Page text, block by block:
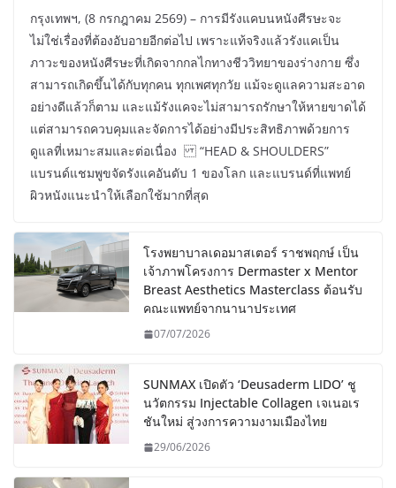
กรุงเทพฯ, (8 กรกฎาคม 2569) – การมีรังแคบนหนังศีรษะจะ
ไม่ใช่เรื่องที่ต้องอับอายอีกต่อไป เพราะแท้จริงแล้วรังแคเป็น
ภาวะของหนังศีรษะที่เกิดจากกลไกทางชีววิทยาของร่างกาย ซึ่ง
สามารถเกิดขึ้นได้กับทุกคน ทุกเพศทุกวัย แม้จะดูแลความสะอาด
อย่างดีแล้วก็ตาม และแม้รังแคจะไม่สามารถรักษาให้หายขาดได้
แต่สามารถควบคุมและจัดการได้อย่างมีประสิทธิภาพด้วยการ
ดูแลที่เหมาะสมและต่อเนื่อง “HEAD & SHOULDERS”
แบรนด์แชมพูขจัดรังแคอันดับ 1 ของโลก และแบรนด์ที่แพทย์
ผิวหนังแนะนำให้เลือกใช้มากที่สุด
โรงพยาบาลเดอมาสเตอร์ ราชพฤกษ์ เป็น
เจ้าภาพโครงการ Dermaster x Mentor
Breast Aesthetics Masterclass ต้อนรับ
คณะแพทย์จากนานาประเทศ
07/07/2026
SUNMAX เปิดตัว ‘Deusaderm LIDO’ ชู
นวัตกรรม Injectable Collagen เจเนอเร
ชันใหม่ สู่วงการความงามเมืองไทย
29/06/2026